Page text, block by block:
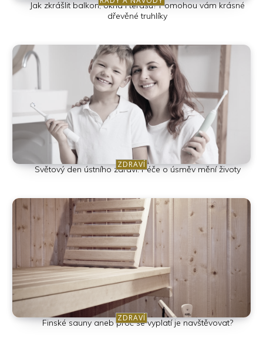
Jak zkrášlit balkon, okna i terasu? Pomohou vám krásné
dřevěné truhlíky
ZDRAVÍ
Světový den ústního zdraví: Péče o úsměv mění životy
ZDRAVÍ
Finské sauny aneb proč se vyplatí je navštěvovat?